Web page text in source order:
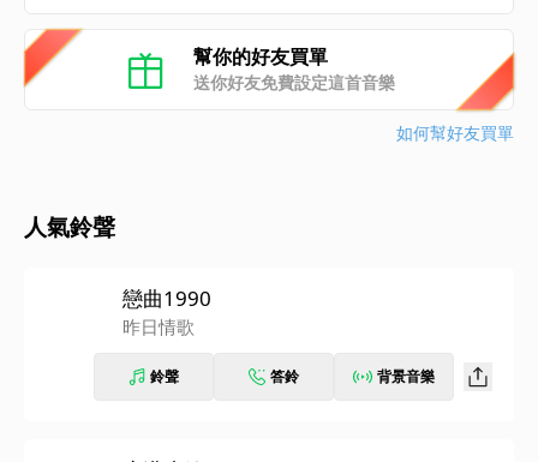
幫你的好友買單
送你好友免費設定這首音樂
如何幫好友買單
人氣鈴聲
戀曲1990
昨日情歌
鈴聲 答鈴 背景音樂